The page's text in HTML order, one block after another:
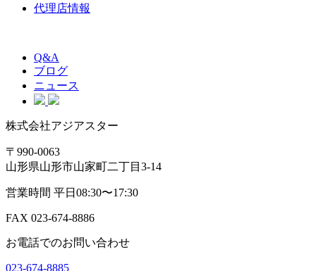
代理店情報
Q&A
ブログ
ニュース
株式会社アジアスター
〒990-0063
山形県山形市山家町二丁目3-14
営業時間 平日08:30〜17:30
FAX 023-674-8886
お電話でのお問い合わせ
023-674-8885